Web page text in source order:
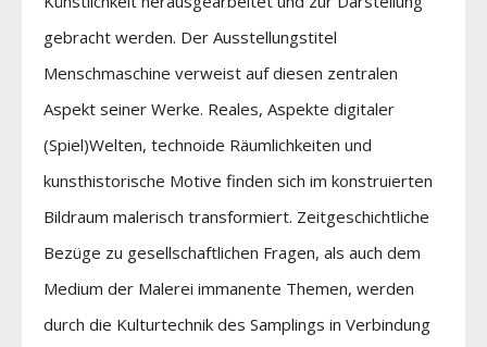
gebracht werden. Der Ausstellungstitel
Menschmaschine verweist auf diesen zentralen
Aspekt seiner Werke. Reales, Aspekte digitaler
(Spiel)Welten, technoide Räumlichkeiten und
kunsthistorische Motive finden sich im konstruierten
Bildraum malerisch transformiert. Zeitgeschichtliche
Bezüge zu gesellschaftlichen Fragen, als auch dem
Medium der Malerei immanente Themen, werden
durch die Kulturtechnik des Samplings in Verbindung